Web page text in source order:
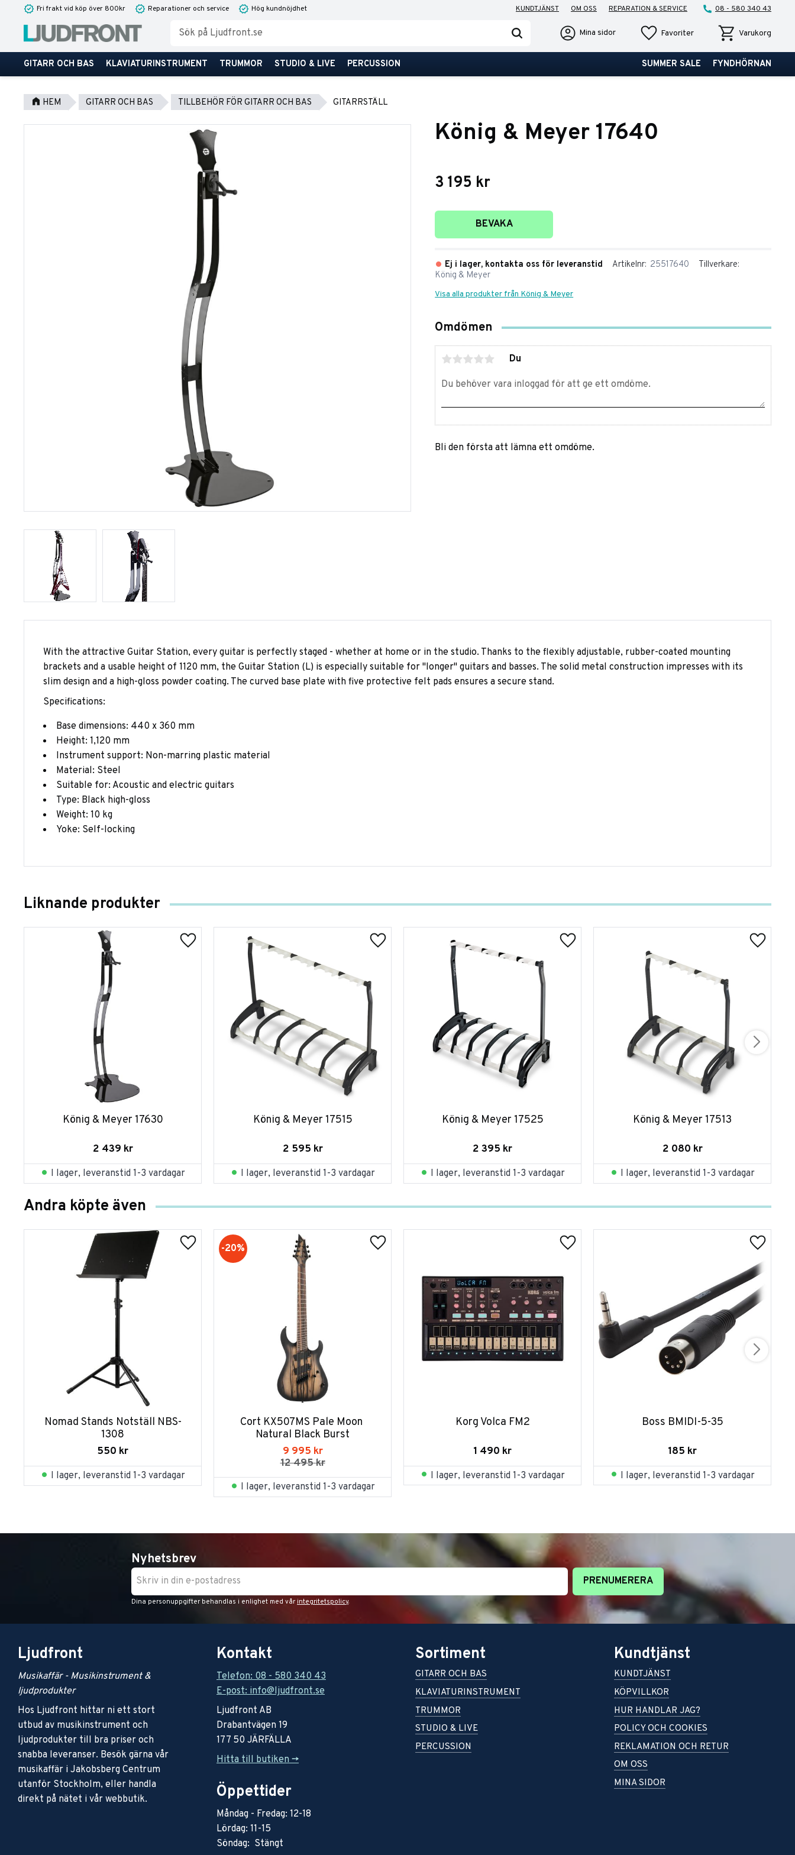
Fri frakt vid köp över 800kr Reparationer och service Hög kundnöjdhet KUNDTJÄNST OM OSS REPARATION & SERVICE 08 - 580 340 43
Mina sidor FavoriterFavoriter KundvagnVarukorg
GITARR OCH BAS KLAVIATURINSTRUMENT TRUMMOR STUDIO & LIVE PERCUSSION SUMMER SALE FYNDHÖRNAN
HEM GITARR OCH BAS TILLBEHÖR FÖR GITARR OCH BAS GITARRSTÄLL
König & Meyer 17640
3 195 kr
Lägg till i favoriter
BEVAKA
Ej i lager, kontakta oss för leveranstid Artikelnr 25517640
Tillverkare
König & Meyer
Visa alla produkter från König & Meyer
Omdömen
Du
Bli den första att lämna ett omdöme.
With the attractive Guitar Station, every guitar is perfectly staged - whether at home or in the studio. Thanks to the flexibly adjustable, rubber-coated mounting
brackets and a usable height of 1120 mm, the Guitar Station (L) is especially suitable for "longer" guitars and basses. The solid metal construction impresses with its
slim design and a high-gloss powder coating. The curved base plate with five protective felt pads ensures a secure stand.
Specifications:
Base dimensions: 440 x 360 mm
Height: 1,120 mm
Instrument support: Non-marring plastic material
Material: Steel
Suitable for: Acoustic and electric guitars
Type: Black high-gloss
Weight: 10 kg
Yoke: Self-locking
Liknande produkter
König & Meyer 17630
2 439 kr
I lager, leveranstid 1-3 vardagar
König & Meyer 17515
2 595 kr
I lager, leveranstid 1-3 vardagar
König & Meyer 17525
2 395 kr
I lager, leveranstid 1-3 vardagar
König & Meyer 17513
2 080 kr
I lager, leveranstid 1-3 vardagar
Andra köpte även
Nomad Stands Notställ NBS-
1308
550 kr
I lager, leveranstid 1-3 vardagar
Cort KX507MS Pale Moon
Natural Black Burst
9 995 kr
12 495kr
20%
I lager, leveranstid 1-3 vardagar
Korg Volca FM2
1 490 kr
I lager, leveranstid 1-3 vardagar
Boss BMIDI-5-35
185 kr
I lager, leveranstid 1-3 vardagar
Nyhetsbrev
PRENUMERERA
Dina personuppgifter behandlas i enlighet med vår integritetspolicy.
Ljudfront
Musikaffär - Musikinstrument &
ljudprodukter
Hos Ljudfront hittar ni ett stort
utbud av musikinstrument och
ljudprodukter till bra priser och
snabba leveranser. Besök gärna vår
musikaffär i Jakobsberg Centrum
utanför Stockholm, eller handla
direkt på nätet i vår webbutik.
Kontakt
Telefon: 08 - 580 340 43
E-post: info@ljudfront.se
Ljudfront AB
Drabantvägen 19
177 50 JÄRFÄLLA
Hitta till butiken ->
Öppettider
Måndag - Fredag: 12-18
Lördag: 11-15
Söndag: Stängt
Sortiment
GITARR OCH BAS
KLAVIATURINSTRUMENT
TRUMMOR
STUDIO & LIVE
PERCUSSION
Kundtjänst
KUNDTJÄNST
KÖPVILLKOR
HUR HANDLAR JAG?
POLICY OCH COOKIES
REKLAMATION OCH RETUR
OM OSS
MINA SIDOR